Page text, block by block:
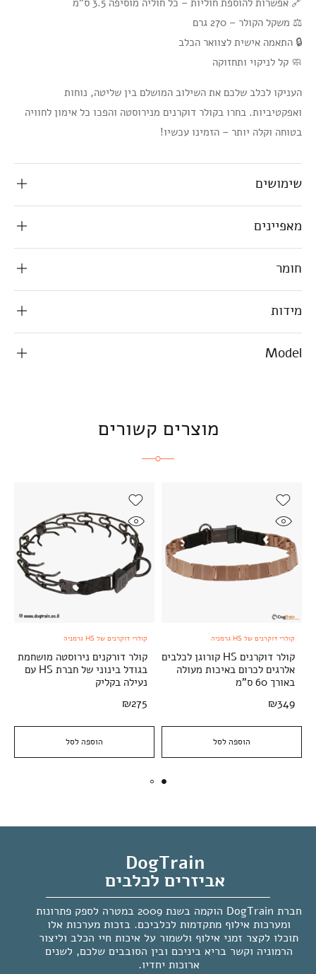
🔗 אפשרות להוספת חוליות – כל חוליה מוסיפה 3.5 ס"מ
⚖️ משקל הקולר – 270 גרם
🔒 התאמה אישית לצוואר הכלב
🧼 קל לניקוי ותחזוקה
העניקו לכלב שלכם את השילוב המושלם בין שליטה, נוחות
ואפקטיביות. בחרו בקולר דוקרנים מנירוסטה והפכו כל אימון לחוויה
בטוחה וקלה יותר – הזמינו עכשיו!
שימושים
מאפיינים
חומר
מידות
Model
מוצרים קשורים
הוספה לסל
קולרי דוקרנים של HS גרמניה
קולר דוקרנים HS קורוגן לכלבים
אלרגים לכרום באיכות מעולה
באורך 60 ס"מ
₪349
הוספה לסל
קולרי דוקרנים של HS גרמניה
קולר דורקנים נירוסטה מושחמת
בגודל בינוני של חברת HS עם
נעילה בקליק
₪275
DogTrain
אביזרים לכלבים
חברת DogTrain הוקמה בשנת 2009 במטרה לספק פתרונות
ומערכות אילוף מתקדמות לכלביכם. בזכות מערכות אלו
תוכלו לקצר זמני אילוף ולשמור על איכות חיי הכלב וליצור
הרמוניה וקשר בריא ביניכם ובין הסובבים שלכם, לשנים
ארוכות יחדיו.